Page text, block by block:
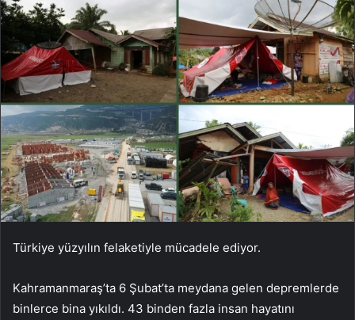
Türkiye yüzyılın felaketiyle mücadele ediyor.
Kahramanmaraş’ta 6 Şubat’ta meydana gelen depremlerde
binlerce bina yıkıldı. 43 binden fazla insan hayatını